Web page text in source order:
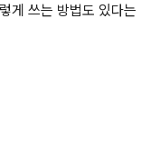
게 쓰는 방법도 있다는